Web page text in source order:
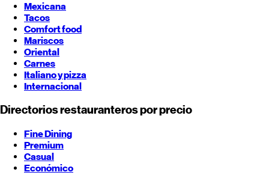
Mexicana
Tacos
Comfort food
Mariscos
Oriental
Carnes
Italiano y pizza
Internacional
Directorios restauranteros por precio
Fine Dining
Premium
Casual
Económico